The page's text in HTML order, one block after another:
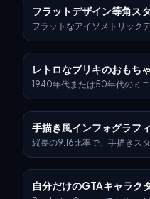
ゴの輪郭に優雅に沿うように
てください。純粋な黒の背景
華な手作りの陶器による再解
レンダリング、高解像度、遊
フラットデザイン等角ス
フラットなアイソメトリック
略化された遠近法、最小限の
グラデーション。モダンなベ
レトロなブリキのおもち
1940年代または50年代のミ
ラスト入り段ボールの背景。
けのおもちゃ風の設定。
手描き風インフォグラフ
縦長の9:16比率で、手描きス
カードの上部には、視覚的な
自分だけのGTAキャラク